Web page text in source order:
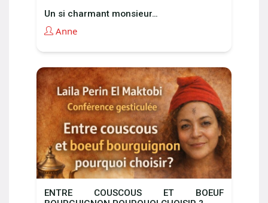
Un si charmant monsieur…
Anne
ENTRE COUSCOUS ET BOEUF